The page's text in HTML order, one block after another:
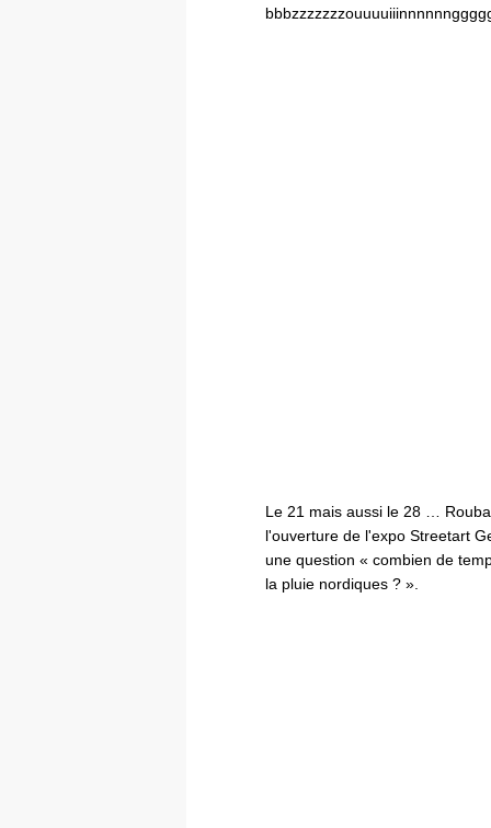
Le 21 mais aussi le 28 …
l'ouverture de l'expo Streetart
une question « combien de
la pluie nordiques ? ».